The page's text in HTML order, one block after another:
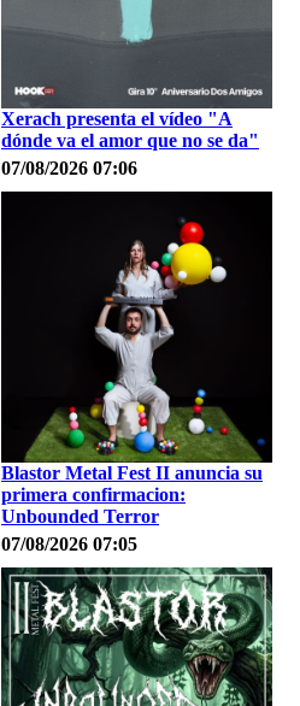
Xerach presenta el vídeo "A
dónde va el amor que no se da"
07/08/2026 07:06
Blastor Metal Fest II anuncia su
primera confirmacion:
Unbounded Terror
07/08/2026 07:05